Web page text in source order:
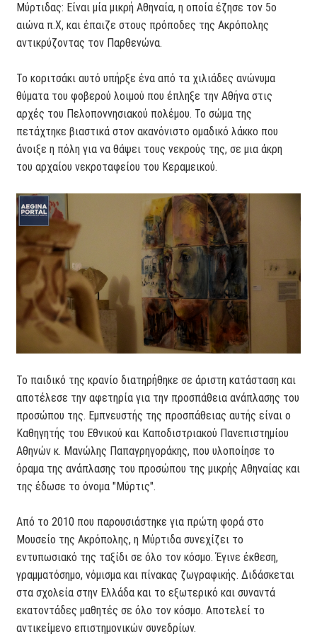
Μύρτιδας: Είναι μία μικρή Αθηναία, η οποία έζησε τον 5ο
αιώνα π.Χ, και έπαιζε στους πρόποδες της Ακρόπολης
αντικρύζοντας τον Παρθενώνα.
Το κοριτσάκι αυτό υπήρξε ένα από τα χιλιάδες ανώνυμα
θύματα του φοβερού λοιμού που έπληξε την Αθήνα στις
αρχές του Πελοποννησιακού πολέμου. Το σώμα της
πετάχτηκε βιαστικά στον ακανόνιστο ομαδικό λάκκο που
άνοιξε η πόλη για να θάψει τους νεκρούς της, σε μια άκρη
του αρχαίου νεκροταφείου του Κεραμεικού.
Το παιδικό της κρανίο διατηρήθηκε σε άριστη κατάσταση και
αποτέλεσε την αφετηρία για την προσπάθεια ανάπλασης του
προσώπου της. Εμπνευστής της προσπάθειας αυτής είναι ο
Καθηγητής του Εθνικού και Καποδιστριακού Πανεπιστημίου
Αθηνών κ. Μανώλης Παπαγρηγοράκης, που υλοποίησε το
όραμα της ανάπλασης του προσώπου της μικρής Αθηναίας και
της έδωσε το όνομα "Μύρτις".
Από το 2010 που παρουσιάστηκε για πρώτη φορά στο
Μουσείο της Ακρόπολης, η Μύρτιδα συνεχίζει το
εντυπωσιακό της ταξίδι σε όλο τον κόσμο. Έγινε έκθεση,
γραμματόσημο, νόμισμα και πίνακας ζωγραφικής. Διδάσκεται
στα σχολεία στην Ελλάδα και το εξωτερικό και συναντά
εκατοντάδες μαθητές σε όλο τον κόσμο. Αποτελεί το
αντικείμενο επιστημονικών συνεδρίων.